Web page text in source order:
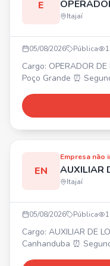
E
Itajaí
05/08/2026 Pública
Cargo: OPERADOR DE
Poço Grande ⏰
no local, Vale transporte. Requisitos:
Empilhadeira.
EN
Empresa não
AUXILIAR
Itajaí
05/08/2026 Pública
Cargo: AUXILIAR DE LOGÍSTICA 📍
Canhanduba ⏰